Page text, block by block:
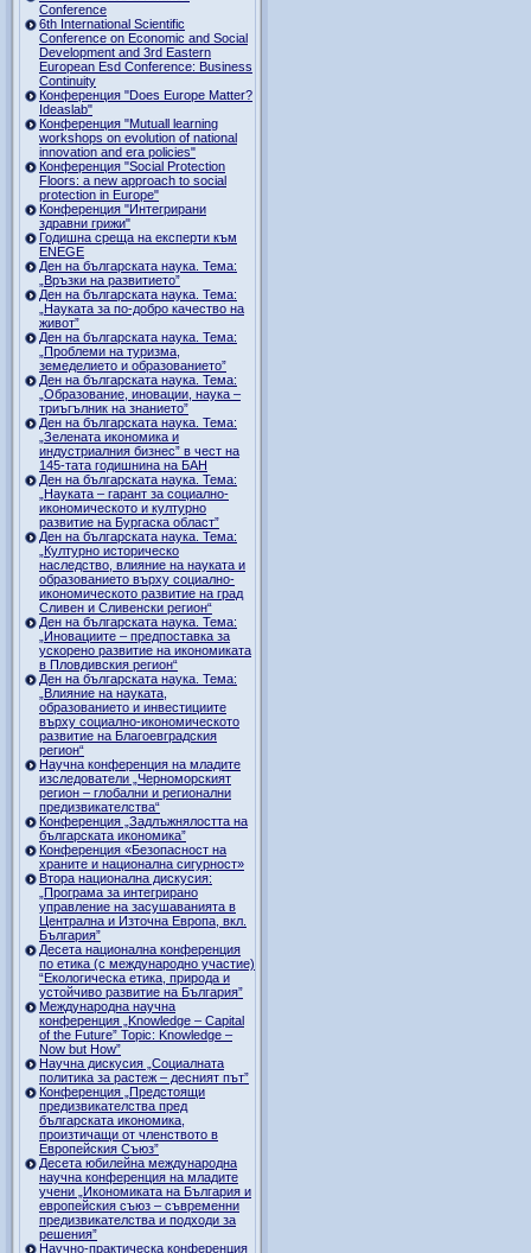
Conference
6th International Scientific
Conference оn Economic and Social
Development and 3rd Eastern
European Esd Conference: Business
Continuity
Конференция "Does Europe Matter?
Ideaslab"
Конференция "Mutuall learning
workshops on evolution of national
innovation and era policies"
Конференция "Social Protection
Floors: a new approach to social
protection in Europe"
Конференция "Интегрирани
здравни грижи"
Годишна среща на експерти към
ENEGE
Ден на българската наука. Тема:
„Връзки на развитието”
Ден на българската наука. Тема:
„Науката за по-добро качество на
живот”
Ден на българската наука. Тема:
„Проблеми на туризма,
земеделието и образованието”
Ден на българската наука. Тема:
„Образование, иновации, наука –
триъгълник на знанието”
Ден на българската наука. Тема:
„Зелената икономика и
индустриалния бизнес” в чест на
145-тата годишнина на БАН
Ден на българската наука. Тема:
„Науката – гарант за социално-
икономическото и културно
развитие на Бургаска област”
Ден на българската наука. Тема:
„Културно историческо
наследство, влияние на науката и
образованието върху социално-
икономическото развитие на град
Сливен и Сливенски регион“
Ден на българската наука. Тема:
„Иновациите – предпоставка за
ускорено развитие на икономиката
в Пловдивския регион“
Ден на българската наука. Тема:
„Влияние на науката,
образованието и инвестициите
върху социално-икономическото
развитие на Благоевградския
регион“
Научна конференция на младите
изследователи „Черноморският
регион – глобални и регионални
предизвикателства“
Конференция „Задлъжнялостта на
българската икономика”
Конференция «Безопасност на
храните и национална сигурност»
Втора национална дискусия:
„Програма за интегрирано
управление на засушаванията в
Централна и Източна Европа, вкл.
България”
Десета национална конференция
по етика (с международно участие)
“Екологическа етика, природа и
устойчиво развитие на България”
Международна научна
конференция „Knowledge – Capital
of the Future” Topic: Knowledge –
Now but How”
Научна дискусия „Социалната
политика за растеж – десният път”
Конференция „Предстоящи
предизвикателства пред
българската икономика,
произтичащи от членството в
Европейския Съюз”
Десета юбилейна международна
научна конференция на младите
учени „Икономиката на България и
европейския съюз – съвременни
предизвикателства и подходи за
решения”
Научно-практическа конференция